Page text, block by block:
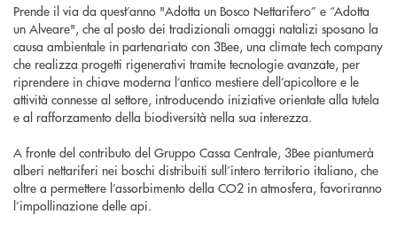
Prende il via da quest’anno "Adotta un Bosco Nettarifero” e “Adotta
un Alveare", che al posto dei tradizionali omaggi natalizi sposano la
causa ambientale in partenariato con 3Bee, una climate tech company
che realizza progetti rigenerativi tramite tecnologie avanzate, per
riprendere in chiave moderna l’antico mestiere dell’apicoltore e le
attività connesse al settore, introducendo iniziative orientate alla tutela
e al rafforzamento della biodiversità nella sua interezza.
A fronte del contributo del Gruppo Cassa Centrale, 3Bee piantumerà
alberi nettariferi nei boschi distribuiti sull’intero territorio italiano, che
oltre a permettere l’assorbimento della CO2 in atmosfera, favoriranno
l’impollinazione delle api.